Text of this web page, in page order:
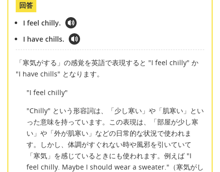
回答
I feel chilly.
I have chills.
「寒気がする」の感覚を英語で表現すると "I feel chilly" か
"I have chills" となります。
"I feel chilly"
"Chilly" という形容詞は、「少し寒い」や「肌寒い」とい
った意味を持っています。この表現は、「部屋が少し寒
い」や「外が肌寒い」などの日常的な状況で使われま
す。しかし、体調がすぐれない時や風邪を引いていて
「寒気」を感じているときにも使われます。例えば "I
feel chilly. Maybe I should wear a sweater."（寒気がし